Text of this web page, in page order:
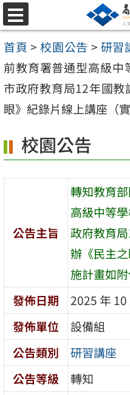
跳
至
主
要
內
容
選
單
首頁 > 校園公告 > 研習
前教育署普通型高級中
市政府教育局12年國
眼》紀錄片線上講座（
校園公告
公告主旨
轉知教育
高級中等
政府教育
辦《民主
施計畫如附
發佈日期
2025 年 10
發佈單位
設備組
公告類別
研習講座
公告等級
轉知